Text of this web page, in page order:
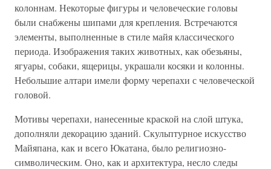
колоннам. Некоторые фигуры и человеческие головы
были снабжены шипами для крепления. Встречаются
элементы, выполненные в стиле майя классического
периода. Изображения таких животных, как обезьяны,
ягуары, собаки, ящерицы, украшали косяки и колонны.
Небольшие алтари имели форму черепахи с человеческой
головой.
Мотивы черепахи, нанесенные краской на слой штука,
дополняли декорацию зданий. Скульптурное искусство
Майяпана, как и всего Юкатана, было религиозно-
символическим. Оно, как и архитектура, несло следы